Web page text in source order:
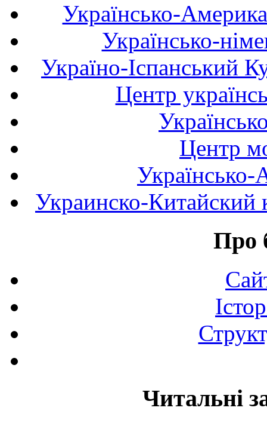
Українсько-
Українсько-
Україно-Іспанський
Центр
Центр
Українсько-
Украинско-Китайский
Про
Читальні